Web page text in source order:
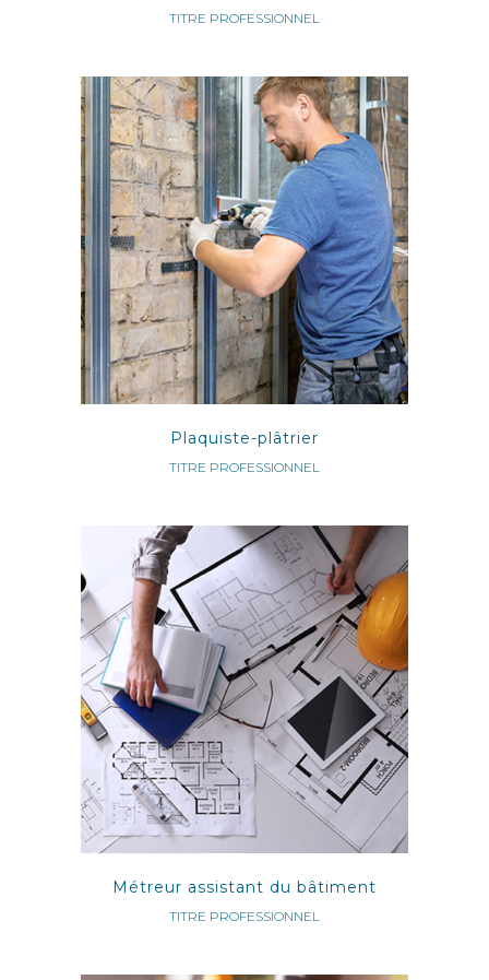
TITRE PROFESSIONNEL
Plaquiste-plâtrier
TITRE PROFESSIONNEL
Métreur assistant du bâtiment
TITRE PROFESSIONNEL